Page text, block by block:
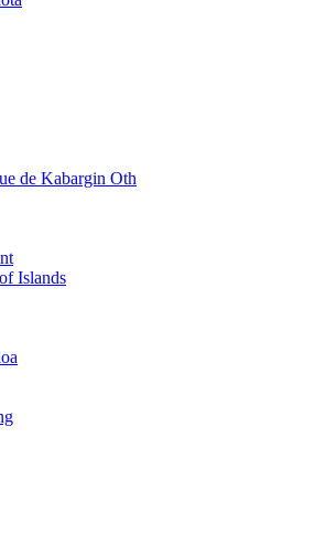
de Kabargin Oth
Islands